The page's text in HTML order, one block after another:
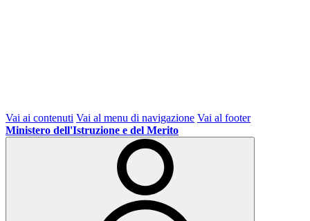
Vai ai contenuti Vai al menu di navigazione Vai al footer
Ministero dell'Istruzione e del Merito